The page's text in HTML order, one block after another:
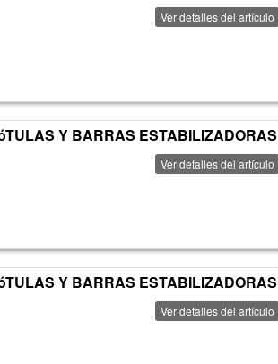
Ver detalles del artículo
Y BARRAS ESTABILIZADORAS
Ver detalles del artículo
Y BARRAS ESTABILIZADORAS
Ver detalles del artículo